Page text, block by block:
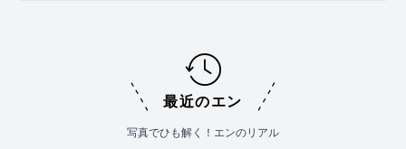
最近のエン
写真でひも解く！エンのリアル